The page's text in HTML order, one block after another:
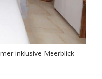
inklusive Meerblick